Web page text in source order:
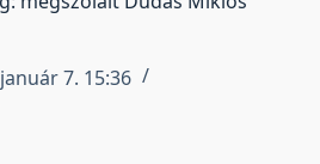
7. 15:36